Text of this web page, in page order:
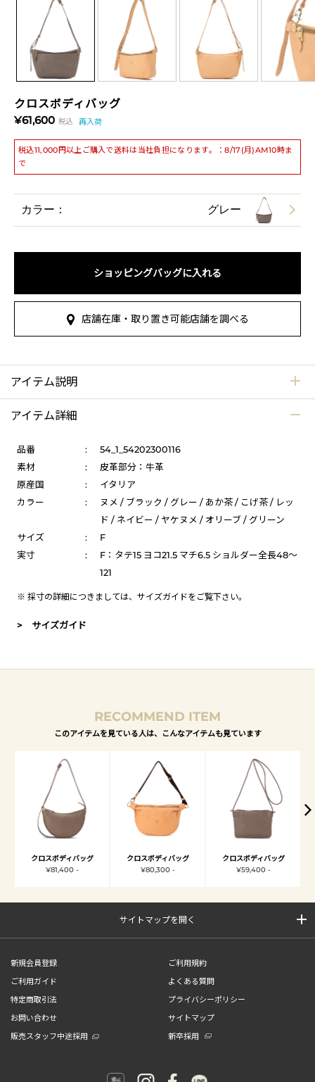
クロスボディバッグ
¥61,600 税込 再入荷
税込11,000円以上ご購入で送料は当社負担になります。：8/17(月)AM10時ま
で
カラー： グレー
ショッピングバッグに入れる
店舗在庫・取り置き可能店舗を調べる
アイテム説明
アイテム詳細
品番 :
54_1_54202300116
素材
:
皮革部分：牛革
原産国
:
イタリア
カラー
:
ヌメ / ブラック / グレー / あか茶 / こげ茶 / レッ
ド / ネイビー / ヤケヌメ / オリーブ / グリーン
サイズ
:
F
実寸
:
F：タテ15 ヨコ21.5 マチ6.5 ショルダー全長48～
121
※ 採寸の詳細につきましては、 サイズガイドをご覧下さい。
> サイズガイド
RECOMMEND ITEM
このアイテムを見ている人は、こんなアイテムも見ています
クロスボディバッグ
¥81,400 -
クロスボディバッグ
¥80,300 -
クロスボディバッグ
¥59,400 -
サイトマップを開く
新規会員登録
ご利用規約
ご利用ガイド
よくある質問
特定商取引法
プライバシーポリシー
お問い合わせ
サイトマップ
販売スタッフ中途採用
新卒採用